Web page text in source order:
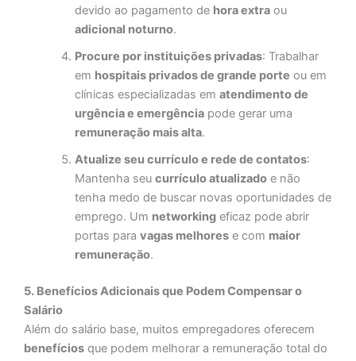
devido ao pagamento de hora extraou
adicional noturno.
Procure por instituições privadas: Trabalhar
em hospitais privados de grande porte ou em
clínicas especializadas em atendimento de
urgência e emergênciapode gerar uma
remuneração mais alta.
Atualize seu currículo e rede de contatos:
Mantenha seu currículo atualizadoe não
tenha medo de buscar novas oportunidades de
emprego. Um networkingeficaz pode abrir
portas para vagas melhorese com maior
remuneração.
5. Benefícios Adicionais que Podem Compensar o
Salário
Além do salário base, muitos empregadores oferecem
benefícios que podem melhorar a remuneração total do